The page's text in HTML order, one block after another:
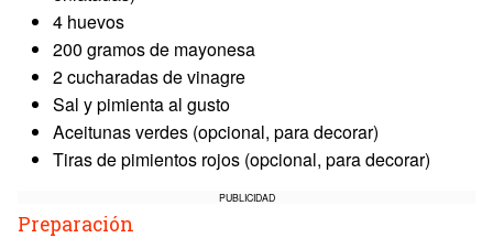
4 huevos
200 gramos de mayonesa
2 cucharadas de vinagre
Sal y pimienta al gusto
Aceitunas verdes (opcional, para decorar)
Tiras de pimientos rojos (opcional, para decorar)
PUBLICIDAD
Preparación